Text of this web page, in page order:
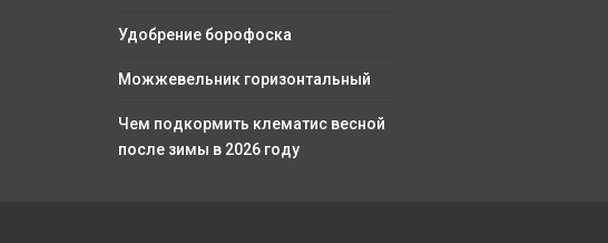
Удобрение борофоска
Можжевельник горизонтальный
Чем подкормить клематис весной
после зимы в 2026 году